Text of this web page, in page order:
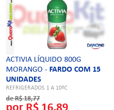
ACTIVIA LÍQUIDO 800G
MORANGO - FARDO COM 15
UNIDADES
REFRIGERADOS 1 A 10ºC
de R$ 18,77